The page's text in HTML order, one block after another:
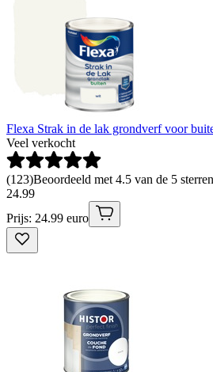
Flexa Strak in de lak grondverf voor
Veel verkocht
(123)Beoordeeld met 4.5 van de 5
24.99
Prijs: 24.99 euro